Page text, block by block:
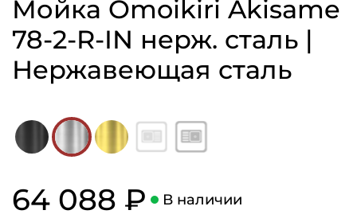
Мойка Omoikiri Akisame
78-2-R-IN нерж. сталь |
Нержавеющая сталь
64 088 ₽ В наличии